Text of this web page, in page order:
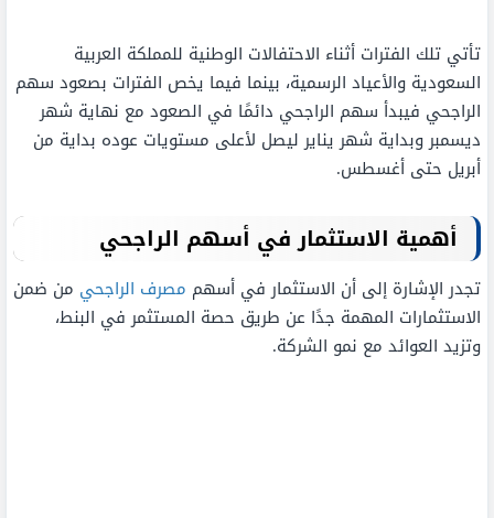
تأتي تلك الفترات أثناء الاحتفالات الوطنية للمملكة العربية
السعودية والأعياد الرسمية، بينما فيما يخص الفترات بصعود سهم
الراجحي فيبدأ سهم الراجحي دائمًا في الصعود مع نهاية شهر
ديسمبر وبداية شهر يناير ليصل لأعلى مستويات عوده بداية من
أبريل حتى أغسطس.
أهمية الاستثمار في أسهم الراجحي
تجدر الإشارة إلى أن الاستثمار في أسهم مصرف الراجحي من ضمن
الاستثمارات المهمة جدًا عن طريق حصة المستثمر في البنط،
وتزيد العوائد مع نمو الشركة.